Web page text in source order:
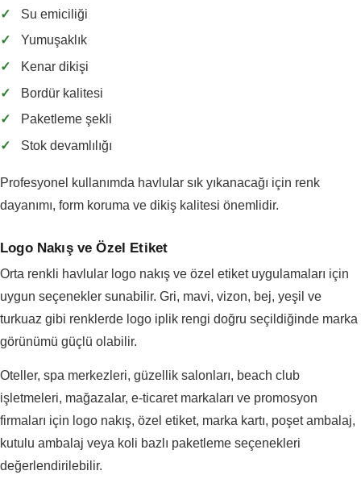
✓
Su emiciliği
✓
Yumuşaklık
✓
Kenar dikişi
✓
Bordür kalitesi
✓
Paketleme şekli
✓
Stok devamlılığı
Profesyonel kullanımda havlular sık yıkanacağı için renk
dayanımı, form koruma ve dikiş kalitesi önemlidir.
Logo Nakış ve Özel Etiket
Orta renkli havlular logo nakış ve özel etiket uygulamaları için
uygun seçenekler sunabilir. Gri, mavi, vizon, bej, yeşil ve
turkuaz gibi renklerde logo iplik rengi doğru seçildiğinde marka
görünümü güçlü olabilir.
Oteller, spa merkezleri, güzellik salonları, beach club
işletmeleri, mağazalar, e-ticaret markaları ve promosyon
firmaları için logo nakış, özel etiket, marka kartı, poşet ambalaj,
kutulu ambalaj veya koli bazlı paketleme seçenekleri
değerlendirilebilir.